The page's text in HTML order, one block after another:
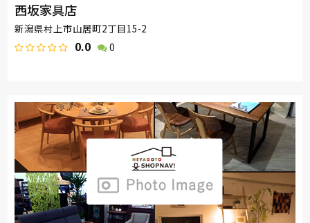
西坂家具店
新潟県村上市山居町2丁目15-2
0.0 0